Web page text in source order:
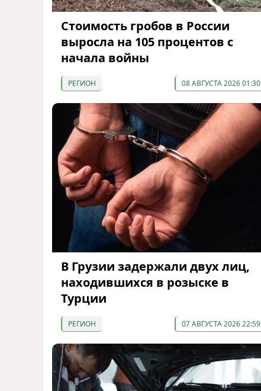
Стоимость гробов в России
выросла на 105 процентов с
начала войны
РЕГИОН 08 АВГУСТА 2026 01:30
В Грузии задержали двух лиц,
находившихся в розыске в
Турции
РЕГИОН 07 АВГУСТА 2026 22:59